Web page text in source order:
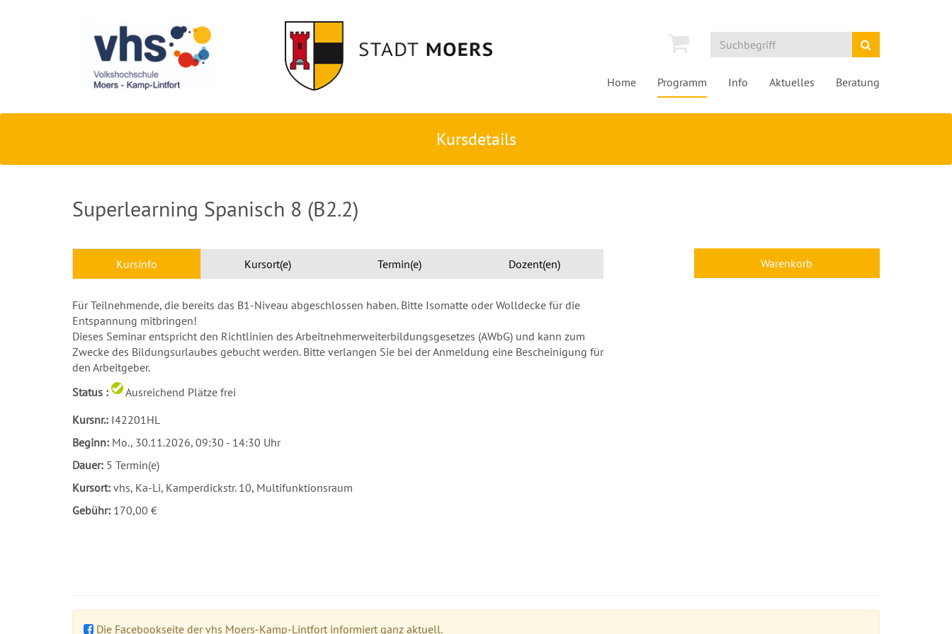
Home Programm Info Aktuelles Beratung
Kursdetails
Superlearning Spanisch 8 (B2.2)
Kursinfo Kursort(e) Termin(e) Dozent(en)
Für Teilnehmende, die bereits das B1-Niveau abgeschlossen haben. Bitte Isomatte oder Wolldecke für die
Entspannung mitbringen!
Dieses Seminar entspricht den Richtlinien des Arbeitnehmerweiterbildungsgesetzes (AWbG) und kann zum
Zwecke des Bildungsurlaubes gebucht werden. Bitte verlangen Sie bei der Anmeldung eine Bescheinigung für
den Arbeitgeber.
Status :
Ausreichend Plätze frei
Kursnr.: I42201HL
Beginn: Mo., 30.11.2026, 09:30 - 14:30 Uhr
Dauer: 5 Termin(e)
Kursort: vhs, Ka-Li, Kamperdickstr. 10, Multifunktionsraum
Gebühr: 170,00 €
Warenkorb
Die Facebookseite der vhs Moers-Kamp-Lintfort informiert ganz aktuell.